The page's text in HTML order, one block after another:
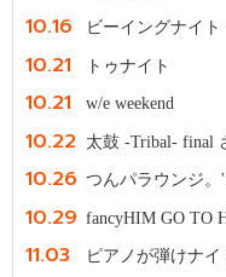
10.16 ビーイングナイト
10.21 トゥナイト
10.21 w/e weekend
10.22 太鼓 -Tribal- final
10.26 つんパラウンジ。
10.29 fancyHIM GO TO
11.03 ピアノが弾けナイ